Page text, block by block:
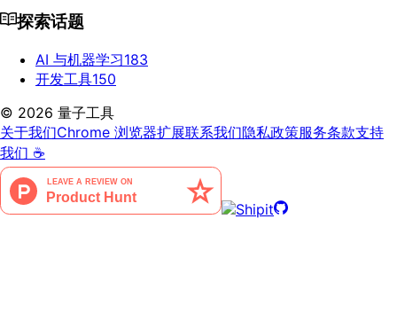
探索话题
AI 与机器学习183
开发工具150
© 2026 量子工具
关于我们Chrome 浏览器扩展联系我们隐私政策服务条款支持
我们 ☕